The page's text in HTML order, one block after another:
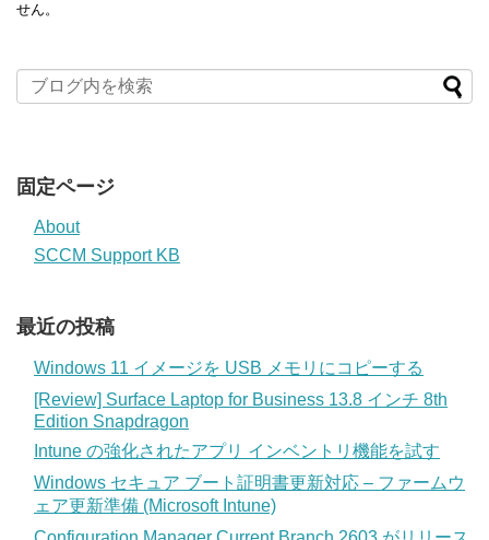
せん。
固定ページ
About
SCCM Support KB
最近の投稿
Windows 11 イメージを USB メモリにコピーする
[Review] Surface Laptop for Business 13.8 インチ 8th
Edition Snapdragon
Intune の強化されたアプリ インベントリ機能を試す
Windows セキュア ブート証明書更新対応 – ファームウ
ェア更新準備 (Microsoft Intune)